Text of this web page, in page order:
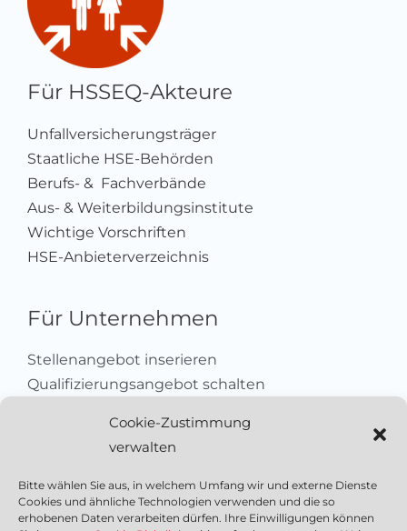
Cookie-Zustimmung
verwalten
Bitte wählen Sie aus, in welchem Umfang wir und externe Dienste
Cookies und ähnliche Technologien verwenden und die so
erhobenen Daten verarbeiten dürfen. Ihre Einwilligungen können
Für HSSEQ-Akteure
Unfallversicherungsträger
Staatliche HSE-Behörden
Berufs- & Fachverbände
Aus- & Weiterbildungsinstitute
Wichtige Vorschriften
HSE-Anbieterverzeichnis
Für Unternehmen
Stellenangebot inserieren
Qualifizierungsangebot schalten
Wichtige Links